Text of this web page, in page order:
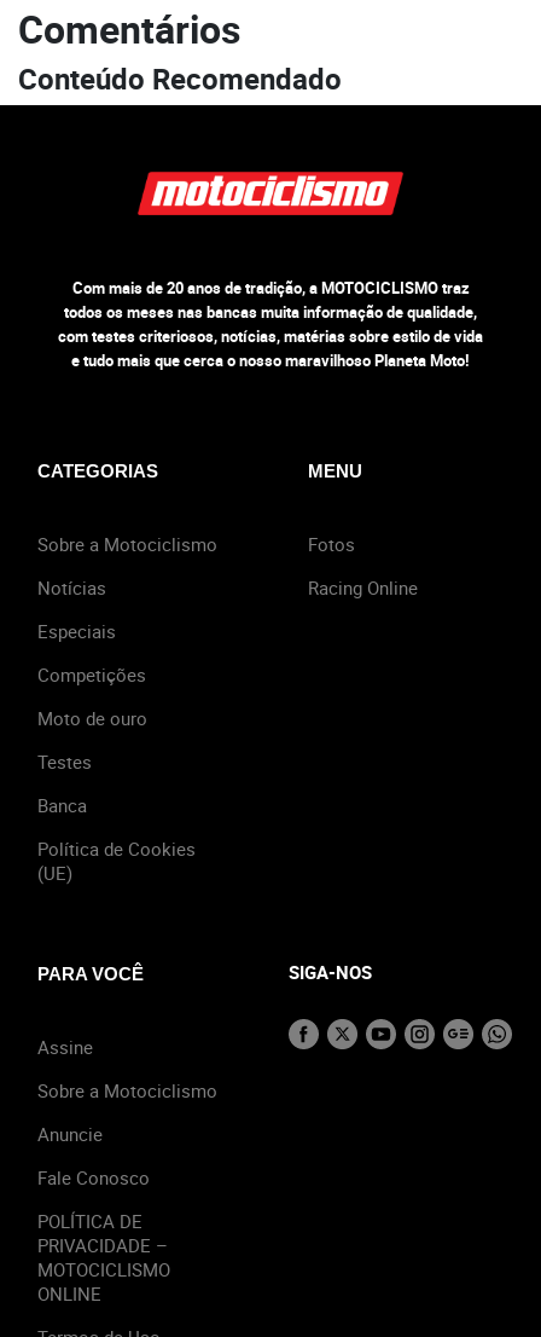
Comentários
Conteúdo Recomendado
Com mais de 20 anos de tradição, a MOTOCICLISMO traz
todos os meses nas bancas muita informação de qualidade,
com testes criteriosos, notícias, matérias sobre estilo de vida
e tudo mais que cerca o nosso maravilhoso Planeta Moto!
CATEGORIAS
Sobre a Motociclismo
Notícias
Especiais
Competições
Moto de ouro
Testes
Banca
Política de Cookies
(UE)
MENU
Fotos
Racing Online
PARA VOCÊ
Assine
Sobre a Motociclismo
Anuncie
Fale Conosco
POLÍTICA DE
PRIVACIDADE –
MOTOCICLISMO
ONLINE
SIGA-NOS